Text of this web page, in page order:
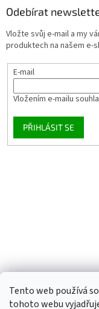
Tento web používá
tohoto webu
Odebírat
Vložte svůj e-mail a my
produktech na našem e-
E-mail
Vložením e-mailu
PŘIHLÁSIT SE